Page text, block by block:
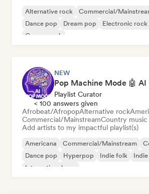
Alternative rock Commercial/
Dance pop
Dream pop Electronic rock
Garage rock
NEW
Playlist Curator
< 100 answers given
Afrobeat/AfropopAlternative rock
Commercial/MainstreamCountry music
Add artists to my impactful playlist(s)
Americana Commercial/Mainstream
Dance pop
Hyperpop Indie folk
International pop